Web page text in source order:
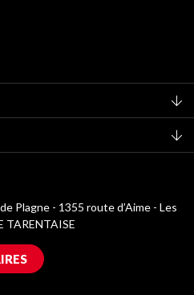
Plagne - 1355 route d’Aime - Les
TARENTAISE